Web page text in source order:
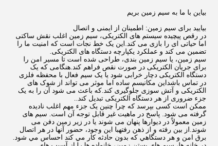
بياين با ما به سيم زمين بريم
بیایید برای سیم زمین: اطمینان از ایمنی و اتصال
در رقص پیچیده سیستم های الکتریکی، سیم زمین اغلب نقش ساکتی
اما حیاتی ای را بازی می کند.این یک خط نجات است که امنیت ما را
تضمین می کند و عملکرد یکپارچه دستگاه های الکتریکی.
سیم زمین، یا سیم زمین بندی، طراحی شده است تا مسیر امن را
برای جریان الکتریکی در صورت نقص فراهم کند.هنگامی که یک
دستگاه الکتریکی دچار خرابی شود یا یک سیم فعال با محفظه فلزی
در تماس باشداین مکانیسم ساده اما موثر می تواند از شوک های
الکتریکی و آتش سوزی جلوگیری کند.که باعث می شود آن را به یک
جزء ضروری از هر دستگاه الکتریکی تبدیل کند..
ممکن است کسی بپرسد که چرا چنین یک جزء مهم اغلب نادیده
گرفته می شود. پاسخ در ماهیت غیر قابل توجه آن است. سیم های
زمین معمولاً در دیوارها پنهان می شوند یا در زیر زمین دفن می
شوند.از بين رفته و از ذهن رفتهبا اين وجود، حضور آنها در هر اتصال
برق امن و هر دستگاهي که بدون حادثه کار مي کند احساس مي شود.